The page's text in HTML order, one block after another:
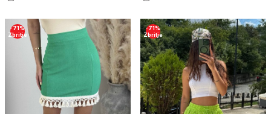
-71%
Zbritje
-71%
Zbritje